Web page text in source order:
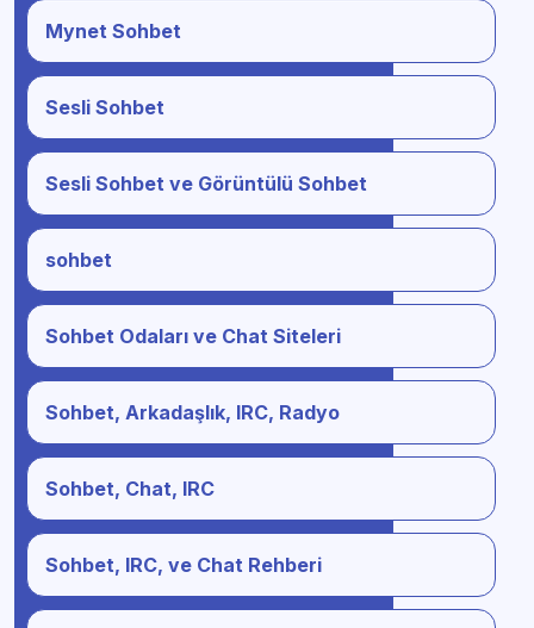
Mynet Sohbet
Sesli Sohbet
Sesli Sohbet ve Görüntülü Sohbet
sohbet
Sohbet Odaları ve Chat Siteleri
Sohbet, Arkadaşlık, IRC, Radyo
Sohbet, Chat, IRC
Sohbet, IRC, ve Chat Rehberi